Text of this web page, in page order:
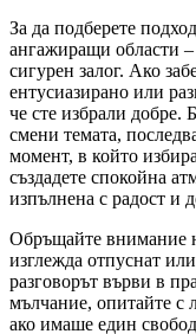
За да подберете
ангажиращи области
сигурен залог. Ако
ентусиазирано или
че сте избрали добре.
смени темата,
момент, в който
създадете спокойна
изпълнена с радост и
Обръщайте внимание
изглежда отпуснат
разговорът върви в
мълчание, опитайте с
ако имаше един